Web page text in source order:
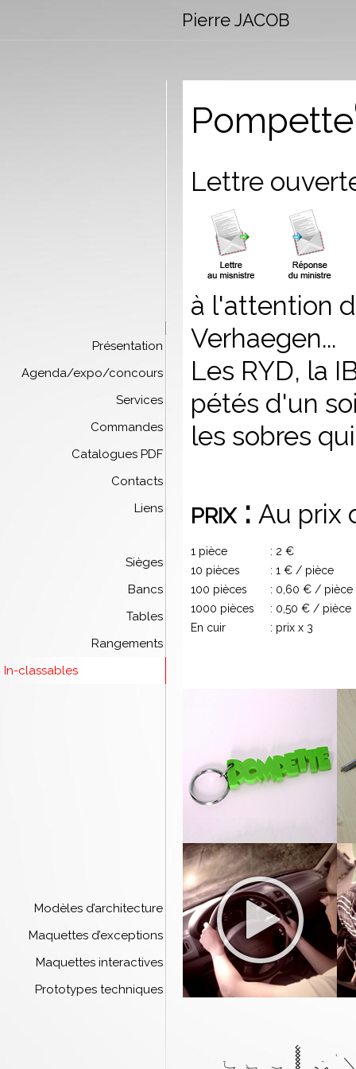
Pierre JACOB
Présentation
Agenda/expo/concours
Services
Commandes
Catalogues PDF
Contacts
Liens
Sièges
Bancs
Tables
Rangements
In-classables
Modèles d’architecture
Maquettes d’exceptions
Maquettes interactives
Prototypes techniques
Pompette
Lettre
à l'attention
Verhaegen...
Les RYD, la
pétés d'un
les sobres
prix : Au prix
1 pièce
10 pièces
100 pièces
1000 pièces
En cuir
: 2 €
: 1 € / pièce
: 0,60 € / pièce
: 0,50 € / pièce
: prix x 3